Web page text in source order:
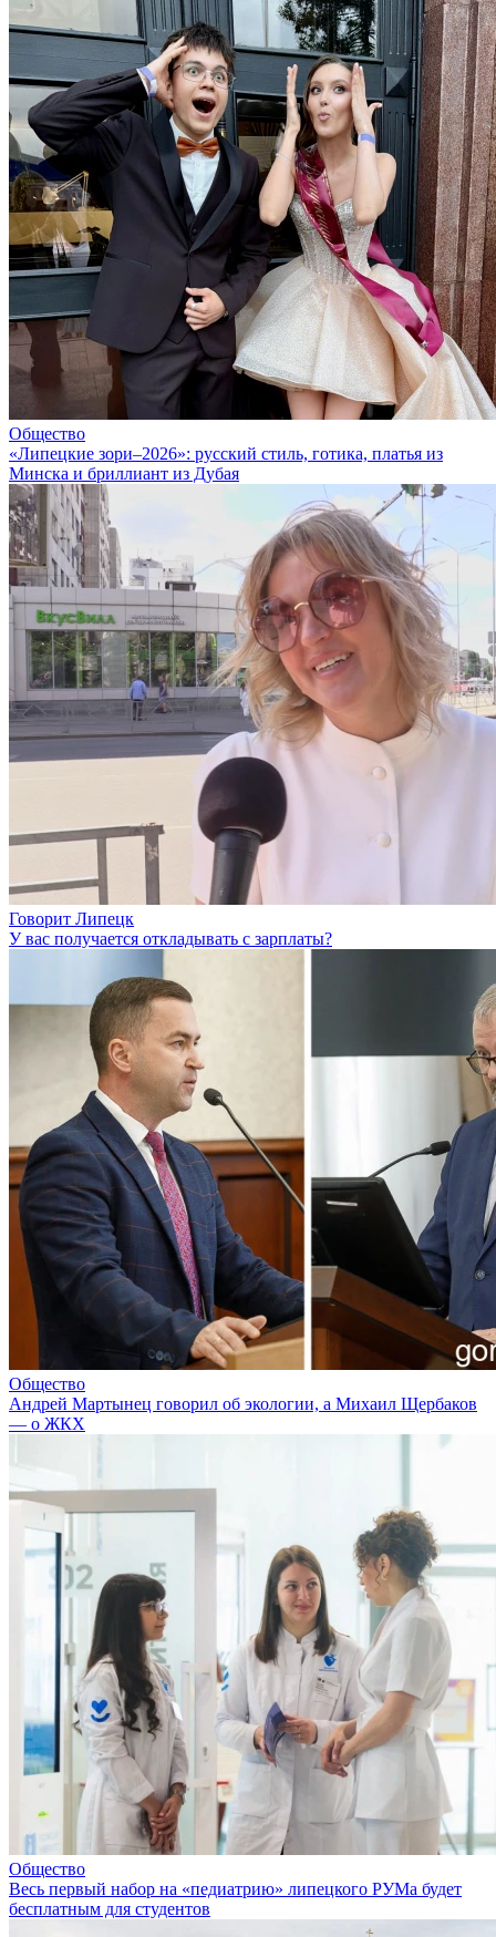
Общество
«Липецкие зори–2026»: русский стиль, готика, платья из
Минска и бриллиант из Дубая
Говорит Липецк
У вас получается откладывать с зарплаты?
Общество
Андрей Мартынец говорил об экологии, а Михаил Щербаков
— о ЖКХ
Общество
Весь первый набор на «педиатрию» липецкого РУМа будет
бесплатным для студентов